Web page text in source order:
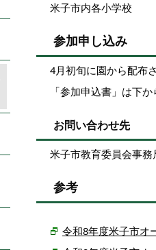
米子市内各小学校
参加申し込み
4月初旬に園から配布
「参加申込書」は下
お問い合わせ先
米子市教育委員会事
参考
令和8年度米子市オ